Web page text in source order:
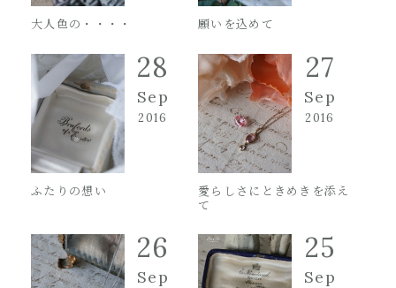
大人色の・・・・ 願いを込めて
28
Sep
2016
ふたりの想い
27
Sep
2016
愛らしさにときめきを添え
て
26
Sep
25
Sep